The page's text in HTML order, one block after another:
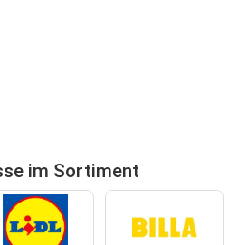
im Sortiment